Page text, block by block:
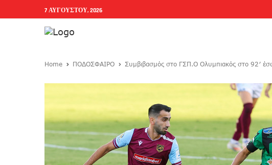
7 ΑΥΓΟΎΣΤΟΥ, 2026
Home ΠΟΔΟΣΦΑΙΡΟ Συμβιβασμός στο ΓΣΠ.Ο Ολυμπιακός στο 92′